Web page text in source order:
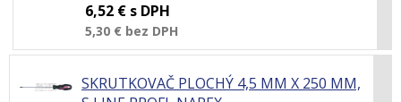
6,52 € s DPH
5,30 € bez DPH
SKRUTKOVAČ PLOCHÝ 4,5 MM X 250 MM,